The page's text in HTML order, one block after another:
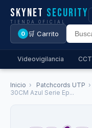
Skynet Security
TIENDA OFICIAL
0 🛒 Carrito
Videovigilancia
Inicio › Patchcords UTP ›
30CM Azul Serie Ep...